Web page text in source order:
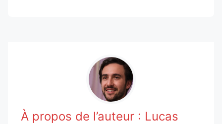
À propos de l’auteur : Lucas